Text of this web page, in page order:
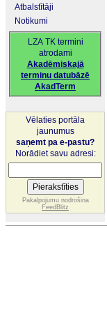
Atbalstītāji
Notikumi
LZA TK termini
atrodami
Akadēmiskajā
terminu datubāzē
AkadTerm
Vēlaties portāla
jaunumus
saņemt pa e-pastu?
Norādiet savu adresi:
Pakalpojumu nodrošina
FeedBlitz